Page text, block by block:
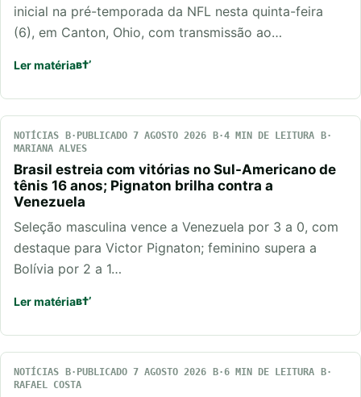
inicial na pré-temporada da NFL nesta quinta-feira
(6), em Canton, Ohio, com transmissão ao…
Ler matéria
NOTÍCIAS PUBLICADO 7 AGOSTO 2026
4 MIN DE LEITURA
MARIANA ALVES
Brasil estreia com vitórias no Sul-Americano de
tênis 16 anos; Pignaton brilha contra a
Venezuela
Seleção masculina vence a Venezuela por 3 a 0, com
destaque para Victor Pignaton; feminino supera a
Bolívia por 2 a 1…
Ler matéria
NOTÍCIAS PUBLICADO 7 AGOSTO 2026
6 MIN DE LEITURA
RAFAEL COSTA